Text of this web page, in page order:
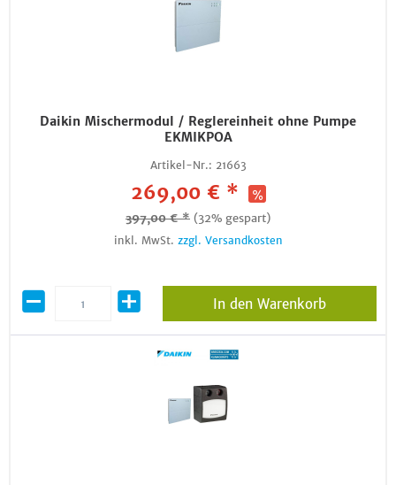
Daikin Mischermodul / Reglereinheit ohne Pumpe
EKMIKPOA
Artikel-Nr.: 21663
269,00 € *
397,00 € * (32% gespart)
inkl. MwSt. zzgl. Versandkosten
In den Warenkorb